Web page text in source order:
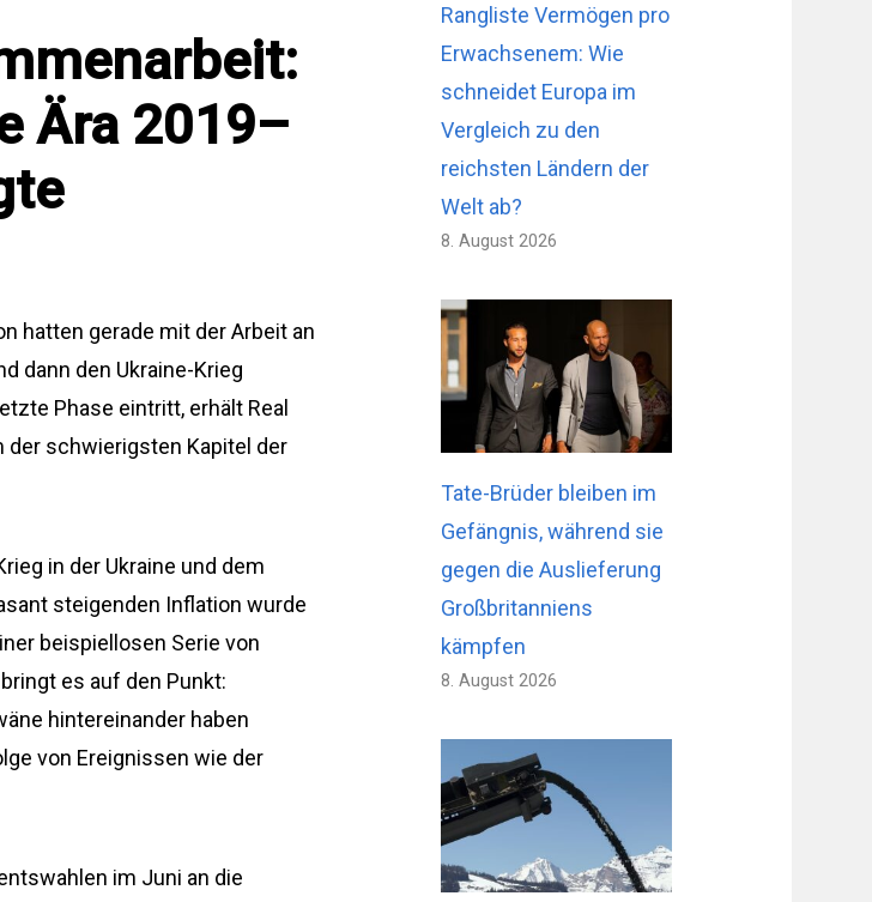
Ära 2019–
hatten gerade mit der Arbeit an
dann den Ukraine-Krieg
Phase eintritt, erhält Real
der schwierigsten Kapitel der
in der Ukraine und dem
steigenden Inflation wurde
beispiellosen Serie von
es auf den Punkt:
hintereinander haben
von Ereignissen wie der
im Juni an die
Rangliste Vermögen pro
Erwachsenem: Wie
schneidet Europa im
Vergleich zu den
reichsten Ländern der
Welt ab?
8. August 2026
Tate-Brüder bleiben im
Gefängnis, während sie
gegen die Auslieferung
Großbritanniens
kämpfen
8. August 2026